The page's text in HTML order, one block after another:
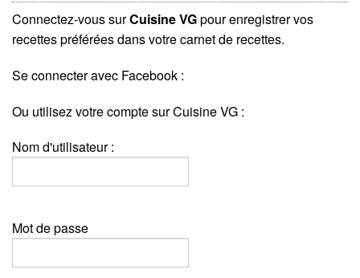
Connectez-vous surCuisine VGpour enregistrer vos
recettes préférées dans votre carnet de recettes.
Se connecter avec Facebook :
Ou utilisez votre compte sur Cuisine VG :
Nom d'utilisateur :
Mot de passe